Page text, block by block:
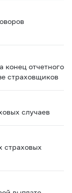
конец отчетного
страховщиков
случаев
страховых